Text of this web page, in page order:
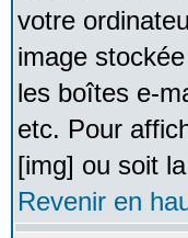
votre
image
les boîtes e-
etc. Pour
[img] ou soit
Revenir en